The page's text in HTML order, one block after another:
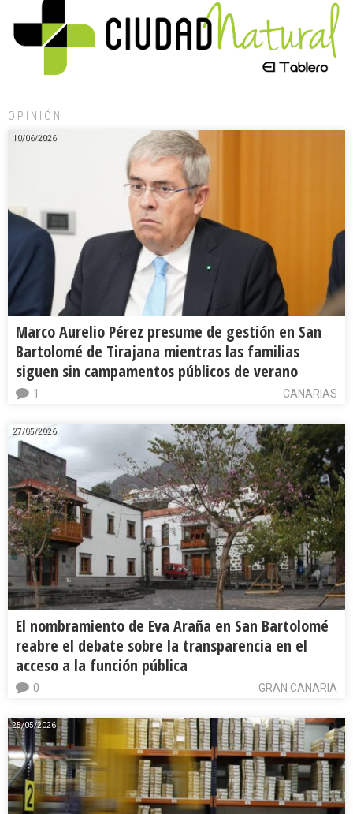
OPINIÓN
10/06/2026
Marco Aurelio Pérez presume de gestión en San
Bartolomé de Tirajana mientras las familias
siguen sin campamentos públicos de verano
CANARIAS
1
27/05/2026
El nombramiento de Eva Araña en San Bartolomé
reabre el debate sobre la transparencia en el
acceso a la función pública
GRAN CANARIA
0
25/05/2026